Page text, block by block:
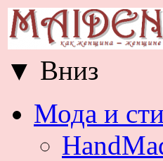
▼ Вниз
Мода и